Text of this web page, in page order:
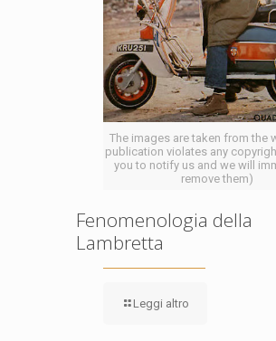
The images are taken from the
publication violates any
you to notify us and we will
remove them)
Fenomenologia della
Lambretta
Leggi altro